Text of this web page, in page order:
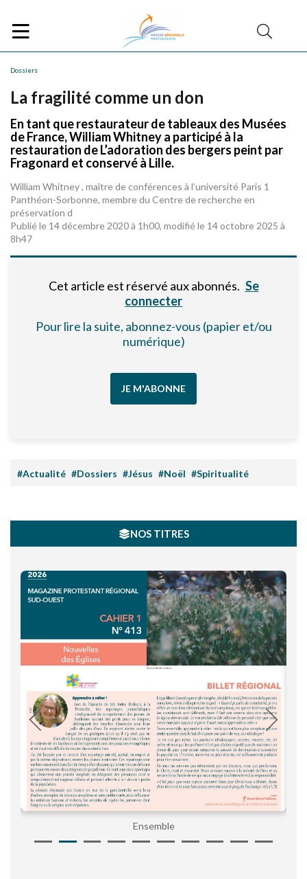
Dossiers
La fragilité comme un don
En tant que restaurateur de tableaux des Musées
de France, William Whitney a participé à la
restauration de L’adoration des bergers peint par
Fragonard et conservé à Lille.
William Whitney , maître de conférences à l’université Paris 1
Panthéon-Sorbonne, membre du Centre de recherche en
préservation d
Publié le 14 décembre 2020 à 1h00, modifié le 14 octobre 2025 à
8h47
Cet article est réservé aux abonnés. Se
connecter
Pour lire la suite, abonnez-vous (papier et/ou
numérique)
JE M'ABONNE
#Actualité #Dossiers #Jésus #Noël #Spiritualité
NOS TITRES
Ensemble